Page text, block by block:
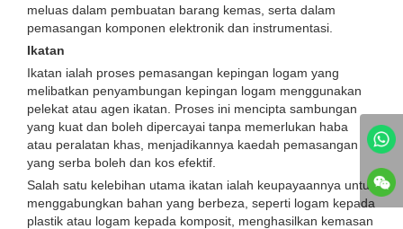
meluas dalam pembuatan barang kemas, serta dalam
pemasangan komponen elektronik dan instrumentasi.
Ikatan
Ikatan ialah proses pemasangan kepingan logam yang
melibatkan penyambungan kepingan logam menggunakan
pelekat atau agen ikatan. Proses ini mencipta sambungan
yang kuat dan boleh dipercayai tanpa memerlukan haba
atau peralatan khas, menjadikannya kaedah pemasangan
yang serba boleh dan kos efektif.
Salah satu kelebihan utama ikatan ialah keupayaannya untuk
menggabungkan bahan yang berbeza, seperti logam kepada
plastik atau logam kepada komposit, menghasilkan kemasan